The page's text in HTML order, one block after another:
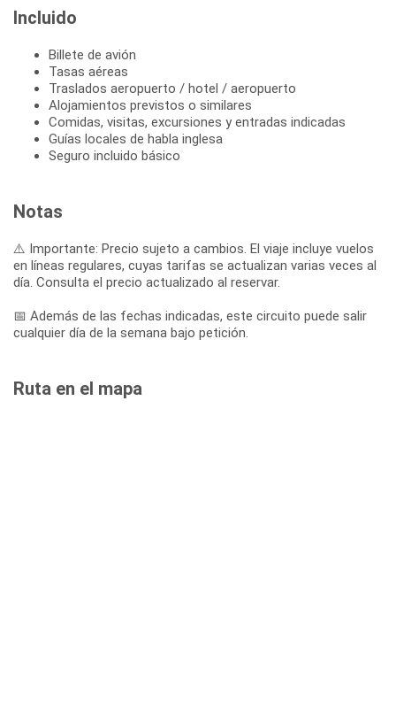
Incluido
Billete de avión
Tasas aéreas
Traslados aeropuerto / hotel / aeropuerto
Alojamientos previstos o similares
Comidas, visitas, excursiones y entradas indicadas
Guías locales de habla inglesa
Seguro incluido básico
Notas
⚠️ Importante: Precio sujeto a cambios. El viaje incluye vuelos
en líneas regulares, cuyas tarifas se actualizan varias veces al
día. Consulta el precio actualizado al reservar.
📅 Además de las fechas indicadas, este circuito puede salir
cualquier día de la semana bajo petición.
Ruta en el mapa